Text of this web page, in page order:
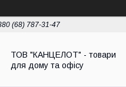
(68) 787-31-47
ТОВ "КАНЦЕЛОТ" - товари
для дому та офісу